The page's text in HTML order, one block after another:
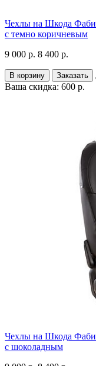
Чехлы на Шкода
с темно коричневым
9 000 р. 8 400 р.
В корзину Заказать
Ваша скидка: 600 р.
Чехлы на Шкода
с шоколадным